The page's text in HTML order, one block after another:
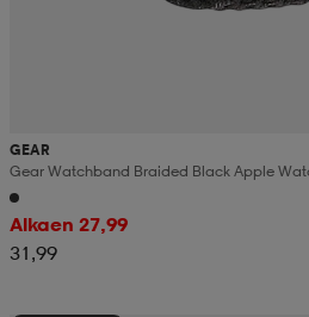
GEAR
Gear Watchband Braided Black Apple
Alkaen 27,99
31,99